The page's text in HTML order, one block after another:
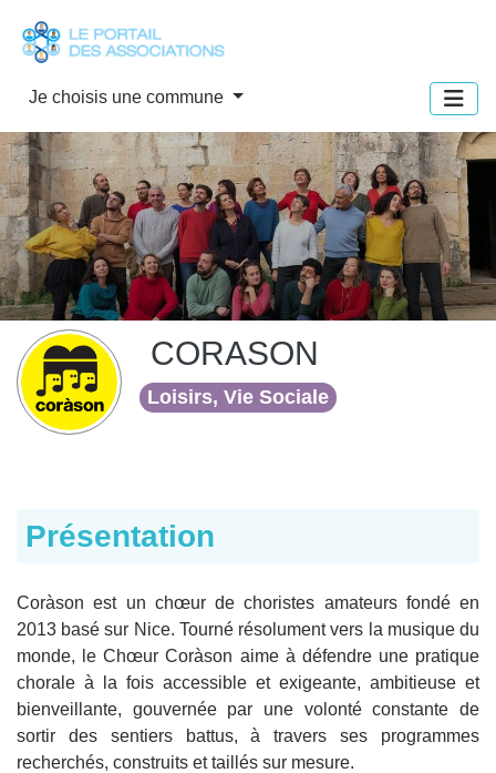
Je choisis une commune
CORASON
Loisirs, Vie Sociale
Présentation
Coràson est un chœur de choristes amateurs fondé en
2013 basé sur Nice. Tourné résolument vers la musique du
monde, le Chœur Coràson aime à défendre une pratique
chorale à la fois accessible et exigeante, ambitieuse et
bienveillante, gouvernée par une volonté constante de
sortir des sentiers battus, à travers ses programmes
recherchés, construits et taillés sur mesure.